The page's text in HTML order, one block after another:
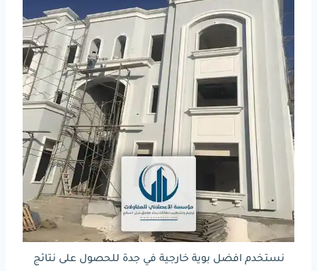
نستخدم افضل بوية خارجية في جدة للحصول على نتائج